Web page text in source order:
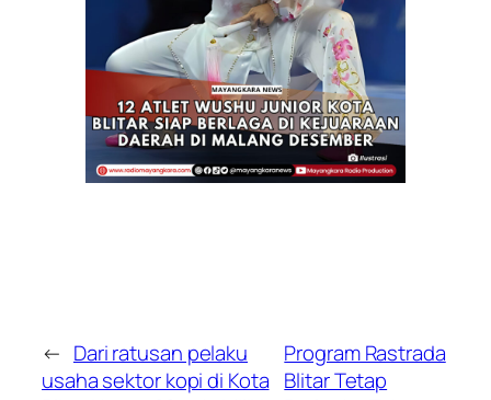
← Dari ratusan pelaku
usaha sektor kopi di Kota
Program Rastrada
Blitar Tetap